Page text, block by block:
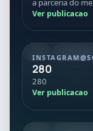
a parceria do
nessa negociação
Ver publicacao
INSTAGRAM
280
280
Ver publicacao